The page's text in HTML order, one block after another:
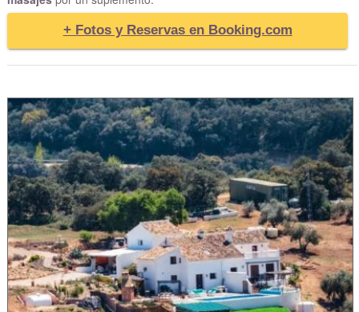
+ Fotos y Reservas en Booking.com